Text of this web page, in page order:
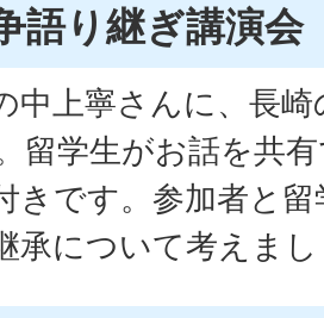
語り継ぎ講演会
中上寧さんに、長
留学生がお話を共
きです。参加者と
承について考えま